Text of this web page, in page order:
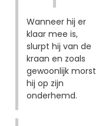
Wanneer hij er
klaar mee is,
slurpt hij van de
kraan en zoals
gewoonlijk morst
hij op zijn
onderhemd.